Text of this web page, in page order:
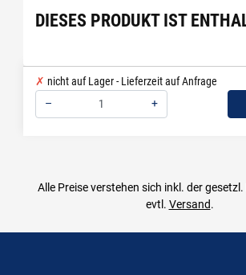
DIESES PRODUKT IST
nicht auf Lager - Lieferzeit auf Anfrage
–
+
Alle Preise verstehen sich inkl. der
evtl. Versand.